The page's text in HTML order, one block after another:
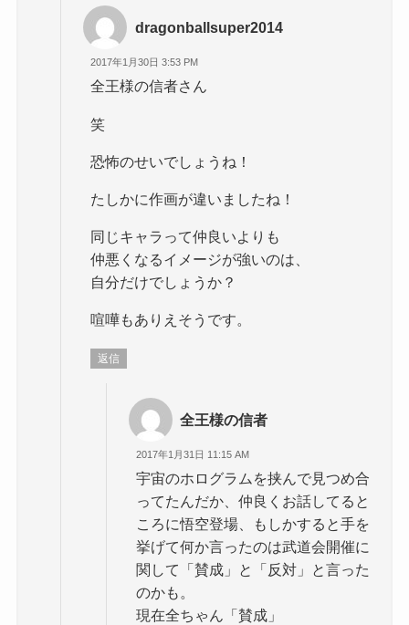
dragonballsuper2014
2017年1月30日 3:53 PM
全王様の信者さん
笑
恐怖のせいでしょうね！
たしかに作画が違いましたね！
同じキャラって仲良いよりも
仲悪くなるイメージが強いのは、
自分だけでしょうか？
喧嘩もありえそうです。
返信
全王様の信者
2017年1月31日 11:15 AM
宇宙のホログラムを挟んで見つめ合
ってたんだか、仲良くお話してると
ころに悟空登場、もしかすると手を
挙げて何か言ったのは武道会開催に
関して「賛成」と「反対」と言った
のかも。
現在全ちゃん「賛成」